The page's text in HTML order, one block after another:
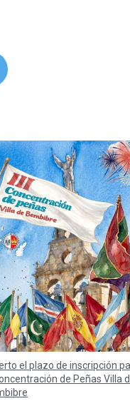
el plazo de inscripción
de Peñas Villa